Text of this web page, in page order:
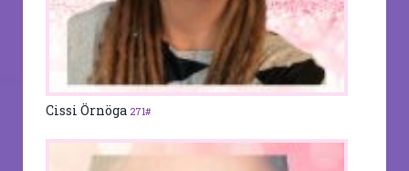
Cissi Örnöga 271#